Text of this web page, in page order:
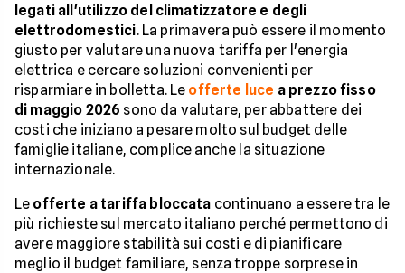
legati all'utilizzo del climatizzatore e degli
elettrodomestici. La primavera può essere il momento
giusto per valutare una nuova tariffa per l'energia
elettrica e cercare soluzioni convenienti per
risparmiare in bolletta. Le offerte luce a prezzo fisso
di maggio 2026 sono da valutare, per abbattere dei
costi che iniziano a pesare molto sul budget delle
famiglie italiane, complice anche la situazione
internazionale.
Le offerte a tariffa bloccata continuano a essere tra le
più richieste sul mercato italiano perché permettono di
avere maggiore stabilità sui costi e di pianificare
meglio il budget familiare, senza troppe sorprese in